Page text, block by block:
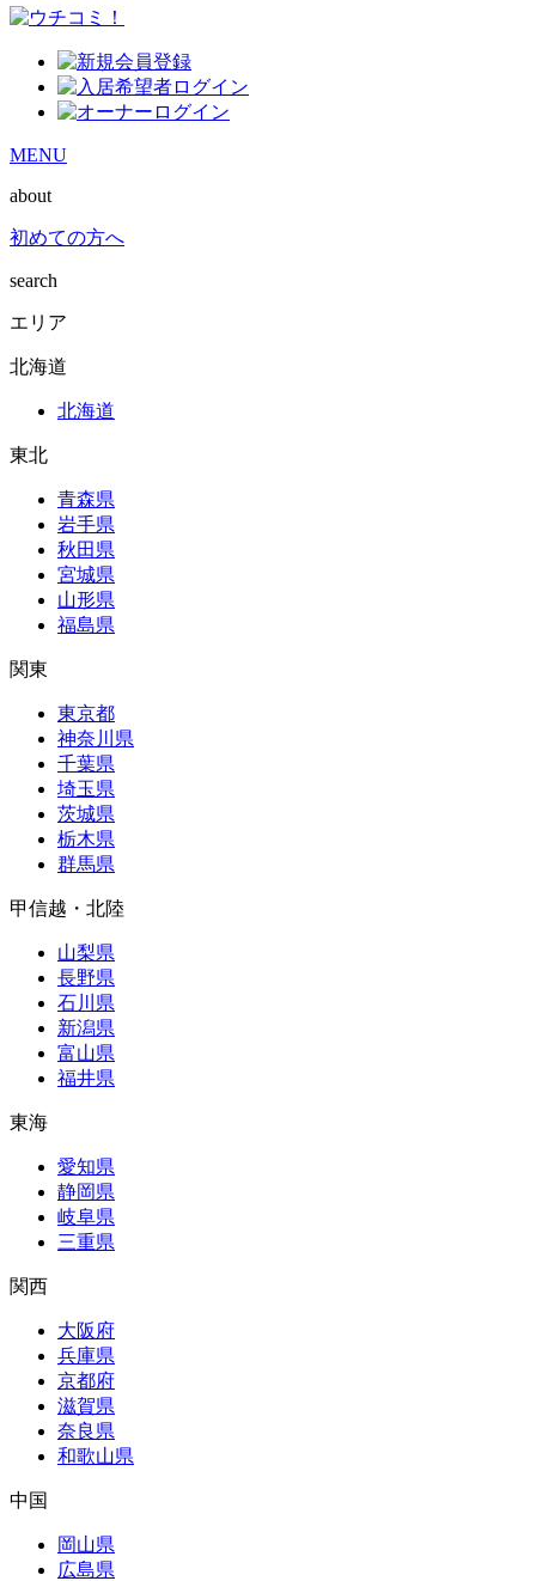
MENU
about
初めての方へ
search
エリア
北海道
北海道
東北
青森県
岩手県
秋田県
宮城県
山形県
福島県
関東
東京都
神奈川県
千葉県
埼玉県
茨城県
栃木県
群馬県
甲信越・北陸
山梨県
長野県
石川県
新潟県
富山県
福井県
東海
愛知県
静岡県
岐阜県
三重県
関西
大阪府
兵庫県
京都府
滋賀県
奈良県
和歌山県
中国
岡山県
広島県